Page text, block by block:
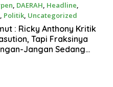
, DAERAH, Headline,
, Politik, Uncategorized
: Ricky Anthony Kritik
Tapi Fraksinya
Jangan Sedang